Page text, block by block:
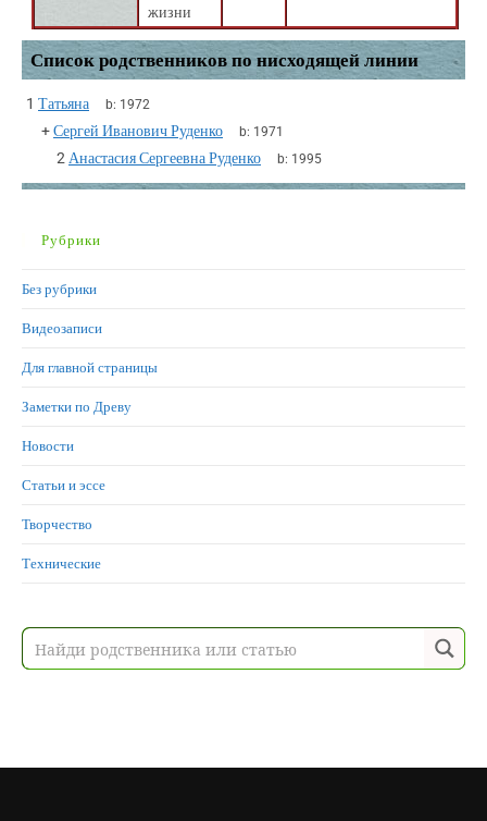
жизни
Список родственников по нисходящей линии
1 Татьяна b: 1972
+Сергей Иванович Руденко b: 1971
2 Анастасия Сергеевна Руденко b: 1995
Рубрики
Без рубрики
Видеозаписи
Для главной страницы
Заметки по Древу
Новости
Статьи и эссе
Творчество
Технические